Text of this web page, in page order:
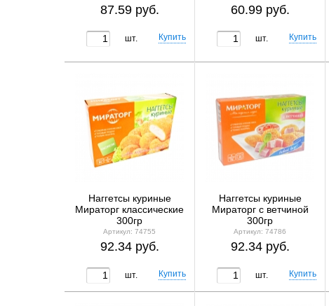
87.59 руб.
шт.
60.99 руб.
шт.
Наггетсы куриные
Мираторг классические
300гр
Артикул: 74755
92.34 руб.
шт.
Наггетсы куриные
Мираторг с ветчиной
300гр
Артикул: 74786
92.34 руб.
шт.